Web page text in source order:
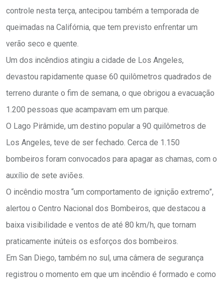
controle nesta terça, antecipou também a temporada de
queimadas na Califórnia, que tem previsto enfrentar um
verão seco e quente.
Um dos incêndios atingiu a cidade de Los Angeles,
devastou rapidamente quase 60 quilômetros quadrados de
terreno durante o fim de semana, o que obrigou a evacuação
1.200 pessoas que acampavam em um parque.
O Lago Pirâmide, um destino popular a 90 quilômetros de
Los Angeles, teve de ser fechado. Cerca de 1.150
bombeiros foram convocados para apagar as chamas, com o
auxílio de sete aviões.
O incêndio mostra “um comportamento de ignição extremo”,
alertou o Centro Nacional dos Bombeiros, que destacou a
baixa visibilidade e ventos de até 80 km/h, que tornam
praticamente inúteis os esforços dos bombeiros.
Em San Diego, também no sul, uma câmera de segurança
registrou o momento em que um incêndio é formado e como